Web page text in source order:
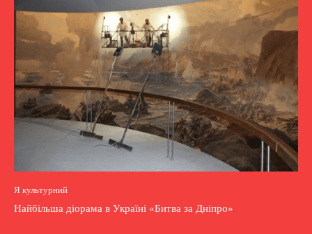
Я культурний
Найбільша діорама в Україні «Битва за Дніпро»